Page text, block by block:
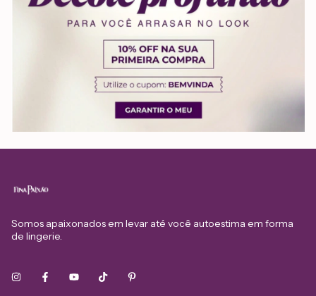
Somos apaixonados em levar até você autoestima em forma
de lingerie.